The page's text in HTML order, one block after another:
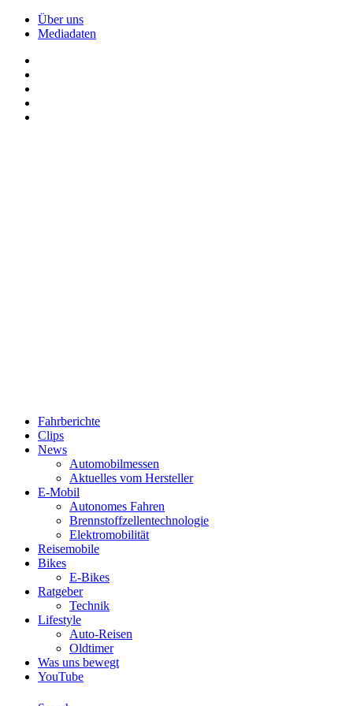
Über uns
Mediadaten
Fahrberichte
Clips
News
Automobilmessen
Aktuelles vom Hersteller
E-Mobil
Autonomes Fahren
Brennstoffzellentechnologie
Elektromobilität
Reisemobile
Bikes
E-Bikes
Ratgeber
Technik
Lifestyle
Auto-Reisen
Oldtimer
Was uns bewegt
YouTube